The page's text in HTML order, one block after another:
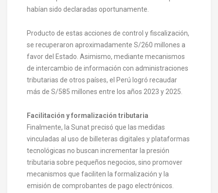
habían sido declaradas oportunamente.
Producto de estas acciones de control y fiscalización,
se recuperaron aproximadamente S/260 millones a
favor del Estado. Asimismo, mediante mecanismos
de intercambio de información con administraciones
tributarias de otros países, el Perú logró recaudar
más de S/585 millones entre los años 2023 y 2025.
Facilitación y formalización tributaria
Finalmente, la Sunat precisó que las medidas
vinculadas al uso de billeteras digitales y plataformas
tecnológicas no buscan incrementar la presión
tributaria sobre pequeños negocios, sino promover
mecanismos que faciliten la formalización y la
emisión de comprobantes de pago electrónicos.